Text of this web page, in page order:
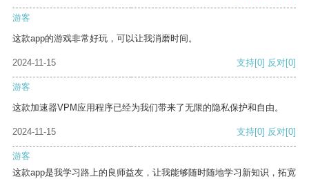
游客
这款app的游戏非常好玩，可以让我消磨时间。
2024-11-15 支持[0] 反对[0]
游客
这款加速器VPM应用程序已经为我们带来了无限的隐私保护和自由。
2024-11-15 支持[0] 反对[0]
游客
这款app是我学习路上的良师益友，让我能够随时随地学习新知识，拓宽